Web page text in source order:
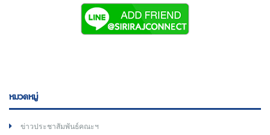
หมวดหมู่
ข่าวประชาสัมพันธ์คณะฯ